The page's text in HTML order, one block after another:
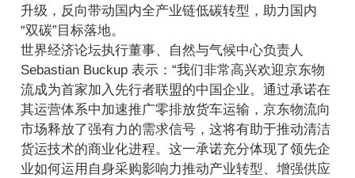
升级，反向带动国内全产业链低碳转型，助力国内
“双碳”目标落地。
世界经济论坛执行董事、自然与气候中心负责人
Sebastian Buckup 表示：“我们非常高兴欢迎京东物
流成为首家加入先行者联盟的中国企业。通过承诺在
其运营体系中加速推广零排放货车运输，京东物流向
市场释放了强有力的需求信号，这将有助于推动清洁
货运技术的商业化进程。这一承诺充分体现了领先企
业如何运用自身采购影响力推动产业转型、增强供应